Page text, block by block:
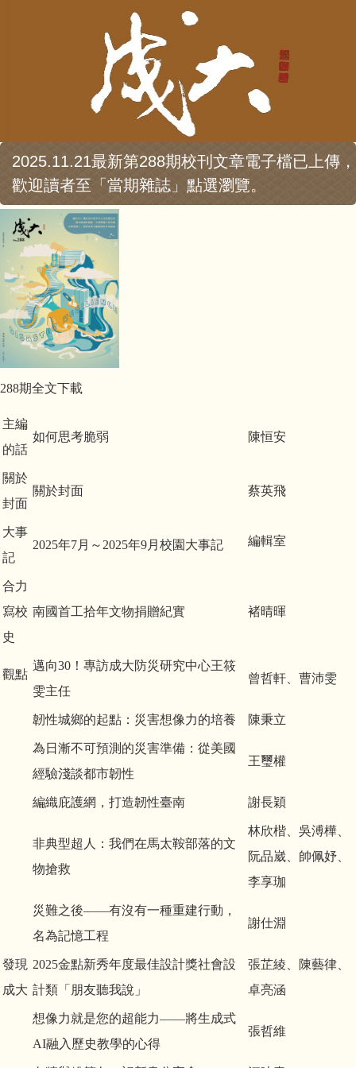
2025.11.21最新第288期校刊文章電子檔已上傳，
歡迎讀者至「當期雜誌」點選瀏覽。
288期全文下載
主編
的話
如何思考脆弱 陳恒安
關於
封面
關於封面 蔡英飛
大事
記
2025年7月～2025年9月校園大事記 編輯室
合力
寫校
史
南國首工拾年文物捐贈紀實 褚晴暉
觀點
邁向30！專訪成大防災研究中心王筱
雯主任
曾哲軒、曹沛雯
韌性城鄉的起點：災害想像力的培養 陳秉立
為日漸不可預測的災害準備：從美國
經驗淺談都市韌性
王璽權
編織庇護網，打造韌性臺南 謝長穎
非典型超人：我們在馬太鞍部落的文
物搶救
林欣楷、吳溥樺、
阮品崴、帥佩妤、
李享珈
災難之後——有沒有一種重建行動，
名為記憶工程
謝仕淵
發現
成大
2025金點新秀年度最佳設計獎社會設
計類「朋友聽我說」
張芷綾、陳藝律、
卓亮涵
想像力就是您的超能力——將生成式
AI融入歷史教學的心得
張哲維